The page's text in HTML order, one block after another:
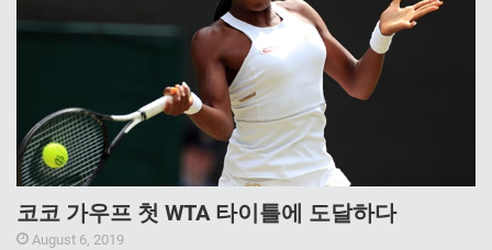
코코 가우프 첫 WTA 타이틀에 도달하다
August 6, 2019